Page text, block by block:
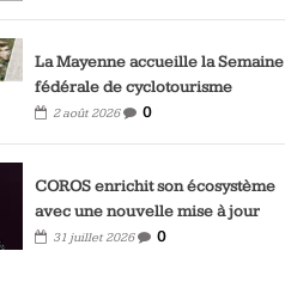
La Mayenne accueille la Semaine
fédérale de cyclotourisme
2 août 2026 0
COROS enrichit son écosystème
avec une nouvelle mise à jour
31 juillet 2026 0